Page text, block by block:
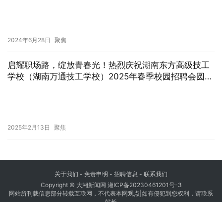
2024年6月28日 聚焦
启耀职场路，绽放青春光！热烈庆祝湖南东方高级技工
学校（湖南万通技工学校）2025年春季校园招聘会圆满
2025年2月13日 聚焦
关于我们 - 免责申明 - 招聘信息 - 联系我们
Copyright © 大湘新闻网 湘ICP备20230461201号-3
网站所刊载信息部分转载互联网，不代表本网观点|如有侵犯到您权利，请联系